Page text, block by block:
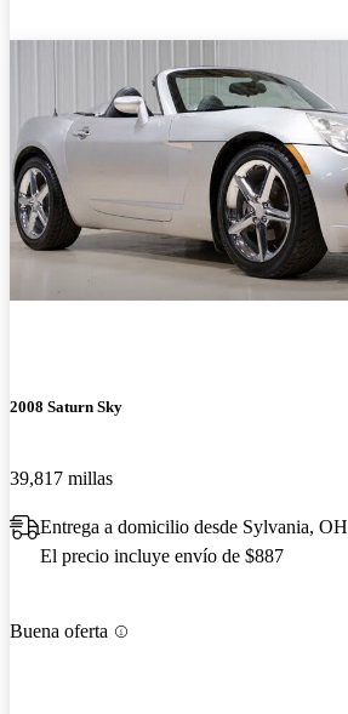
2008 Saturn Sky
39,817 millas
Entrega a domicilio desde Sylvania, OH
El precio incluye envío de $887
Buena oferta